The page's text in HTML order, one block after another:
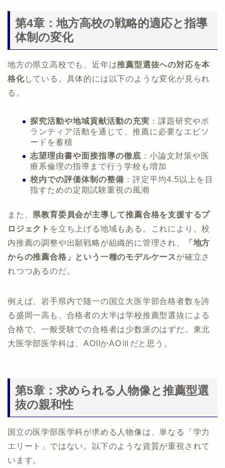
第4章：地方高校の戦略的適応と指導
体制の変化
地方の県立高校でも、近年は推薦型選抜への対応を本
格化している。具体的には以下のような変化が見られ
る。
探究活動や地域貢献活動の充実 ：課題研究やボ
ランティア活動を通じて、推薦に必要なエピソ
ードを蓄積
志望理由書や面接指導の徹底 ：小論文対策や医
療系倫理の指導まで行う学校も増加
校内での評価体制の整備 ：評定平均4.5以上を目
指すための定期試験重視の風潮
また、県教育委員会が主導して推薦合格を支援するプ
ロジェクト を立ち上げる地域もある。これにより、校
内推薦の調整や出願戦略が組織的に管理され、
「地方
からの推薦合格」という一種のモデルケースが確立さ
れつつあるのだ。
例えば、岩手県内で随一の国立大医学部合格者数を誇
る盛岡一高も、合格者の大半は学校推薦型選抜による
合格で、一般受験での合格者は少数派のはずだ。東北
大医学部医学科は、AOIIかAOⅢだと思う。
第5章：求められる人物像と推薦型選
抜の親和性
国立の医学部医学科が求める人物像は、単なる「学力
エリート」ではない。以下のような資質が重視されて
います。